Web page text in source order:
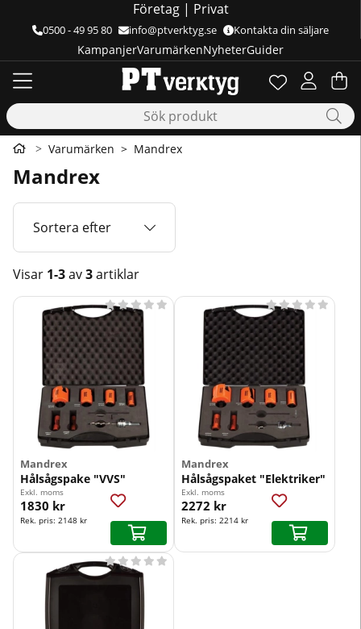
Företag| Privat
0500 - 49 95 80 info@ptverktyg.se Kontakta din säljare
Önskelista
Antal i
. .
KampanjerVarumärkenNyheterGuider
Varumärken Mandrex
Mandrex
Sortera efter
Visar 1-3av3artiklar
Produkter
Mandrex
Hålsågspake "VVS"
   
Exkl. moms
1830 kr
Rek. pris: 2148 kr
Mandrex
Hålsågspaket "Elektriker"
   
Exkl. moms
2272 kr
Rek. pris: 2214 kr
    